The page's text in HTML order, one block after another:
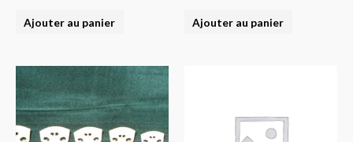
Ajouter au panier Ajouter au panier